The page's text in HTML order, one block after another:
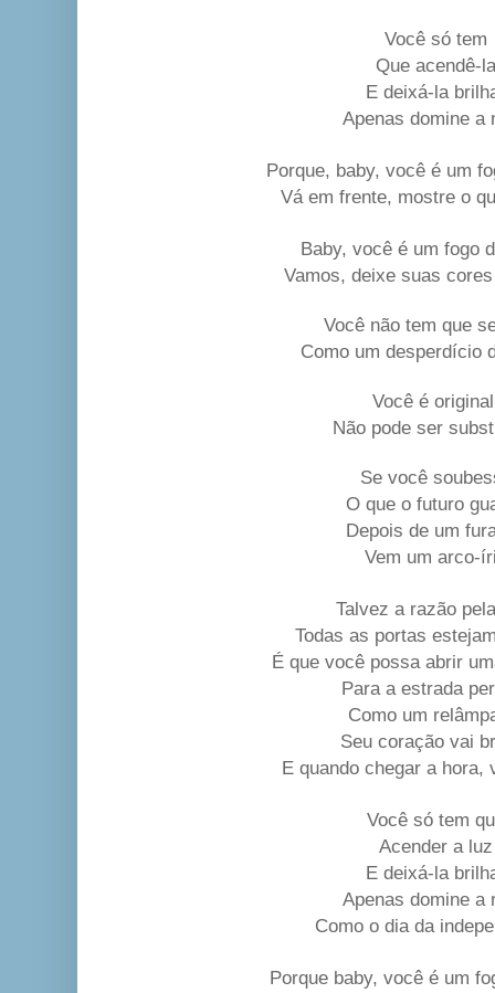
Você só tem
Que acendê-
E deixá-la
Apenas domine a
Porque, baby, você é um
Vá em frente, mostre o
Baby, você é um fogo
Vamos, deixe suas
Você não tem que
Como um desperdício
Você é
Não pode ser
Se você
O que o futuro
Depois de um
Vem um arco-
Talvez a razão
Todas as portas
É que você possa abrir
Para a estrada
Como um
Seu coração vai
E quando chegar a hora,
Você só tem
Acender a luz
E deixá-la
Apenas domine a
Como o dia da
Porque baby, você é um